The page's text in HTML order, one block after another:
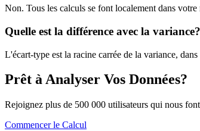
Non. Tous les calculs se font localement dans votre
Quelle est la différence avec la variance?
L'écart-type est la racine carrée de la variance,
Prêt à Analyser Vos Données?
Rejoignez plus de 500 000 utilisateurs qui nous
Commencer le Calcul